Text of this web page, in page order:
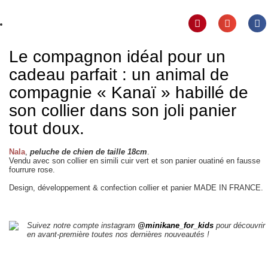
Le compagnon idéal pour un
cadeau parfait : un animal de
compagnie « Kanaï » habillé de
son collier dans son joli panier
tout doux.
Nala, peluche de chien de taille 18cm.
Vendu avec son collier en simili cuir vert et son panier ouatiné en fausse
fourrure rose.
Design, développement & confection collier et panier MADE IN FRANCE.
Suivez notre compte instagram @minikane_for_kids pour découvrir
en avant-première toutes nos dernières nouveautés !